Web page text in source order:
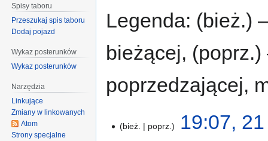
Legenda: (bież.)
bieżącej,
poprzedzającej,
bież. poprz.
19:07,
Spisy taboru
Przeszukaj spis taboru
Dodaj pojazd
Wykaz posterunków
Wykaz posterunków
Narzędzia
Linkujące
Zmiany w linkowanych
Atom
Strony specjalne